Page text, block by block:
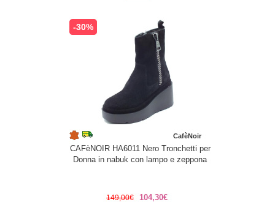
-30%
CafèNoir
CAFèNOIR HA6011 Nero Tronchetti per
Donna in nabuk con lampo e zeppona
149,00€ 104,30€